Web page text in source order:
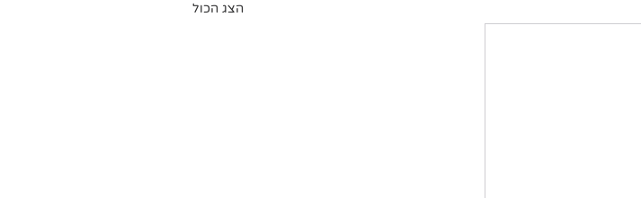
הצג הכול